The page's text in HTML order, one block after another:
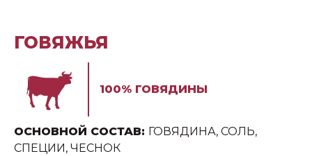
ГОВЯЖЬЯ
100% ГОВЯДИНЫ
ОСНОВНОЙ СОСТАВ: ГОВЯДИНА, СОЛЬ,
СПЕЦИИ, ЧЕСНОК